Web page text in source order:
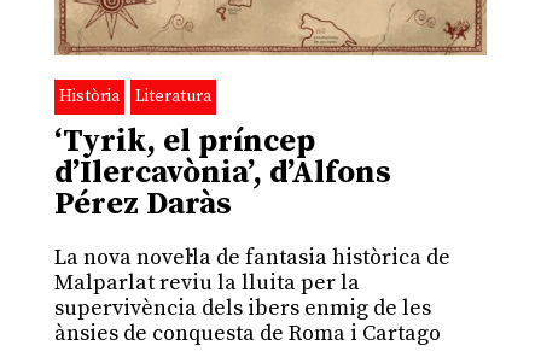
Història Literatura
‘Tyrik, el príncep
d’Ilercavònia’, d’Alfons
Pérez Daràs
La nova novel·la de fantasia històrica de
Malparlat reviu la lluita per la
supervivència dels ibers enmig de les
ànsies de conquesta de Roma i Cartago